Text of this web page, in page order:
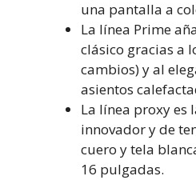
una pantalla a
La línea Prime
clásico gracias a
cambios) y al
asientos
La línea proxy es
innovador y de
cuero y tela
16 pulgadas.